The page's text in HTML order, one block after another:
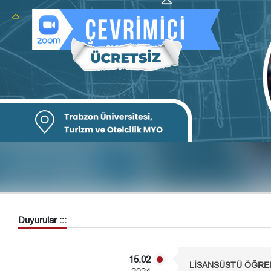
Duyurular :::
15.02
LİSANSÜSTÜ